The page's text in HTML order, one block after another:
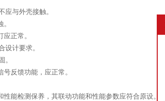
与外壳接触。
正常。
计要求。
。
反馈功能，应正常。
检测保养，其联动功能和性能参数应符合原设。